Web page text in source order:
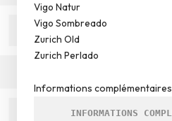
Vigo Natur
Vigo Sombreado
Zurich Old
Zurich Perlado
Informations complémentaires